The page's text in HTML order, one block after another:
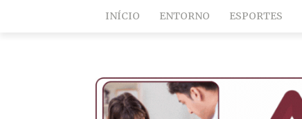
INÍCIO ENTORNO ESPORTES